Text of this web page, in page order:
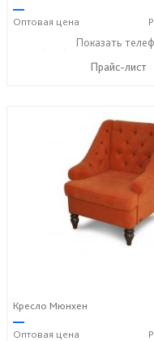
—
Оптовая цена
+7 (989) 269-73-94 ☎
Показать
Прайс-лист
Кресло Мюнхен
—
Оптовая цена